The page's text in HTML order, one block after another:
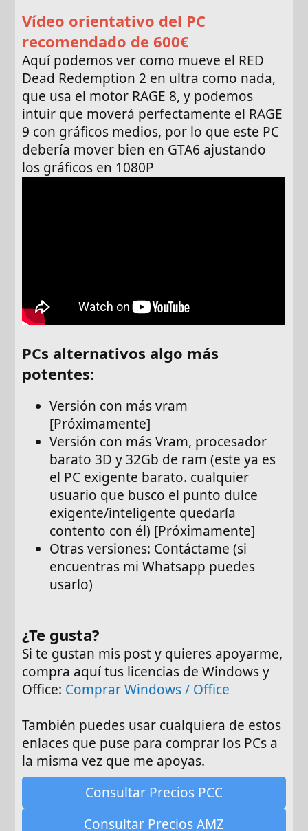
Vídeo orientativo del PC
recomendado de 600€
Aquí podemos ver como mueve el RED
Dead Redemption 2 en ultra como nada,
que usa el motor RAGE 8, y podemos
intuir que moverá perfectamente el RAGE
9 con gráficos medios, por lo que este PC
debería mover bien en GTA6 ajustando
los gráficos en 1080P
PCs alternativos algo más
potentes:
Versión con más vram
[Próximamente]
Versión con más Vram, procesador
barato 3D y 32Gb de ram (este ya es
el PC exigente barato. cualquier
usuario que busco el punto dulce
exigente/inteligente quedaría
contento con él) [Próximamente]
Otras versiones: Contáctame (si
encuentras mi Whatsapp puedes
usarlo)
¿Te gusta?
Si te gustan mis post y quieres apoyarme,
compra aquí tus licencias de Windows y
Office: Comprar Windows / Office
También puedes usar cualquiera de estos
enlaces que puse para comprar los PCs a
la misma vez que me apoyas.
Consultar Precios PCC
Consultar Precios AMZ